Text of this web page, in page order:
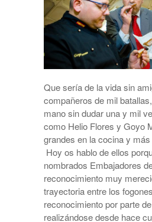
Que sería de la vida sin
compañeros de mil
mano sin dudar una y mil
como Helio Flores y Goyo
grandes en la cocina y
Hoy os hablo de ellos
nombrados Embajadores
reconocimiento muy
trayectoria entre los
reconocimiento por parte
realizándose desde hace